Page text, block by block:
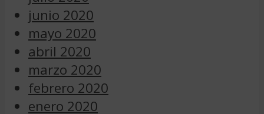
junio 2020
mayo 2020
abril 2020
marzo 2020
febrero 2020
enero 2020